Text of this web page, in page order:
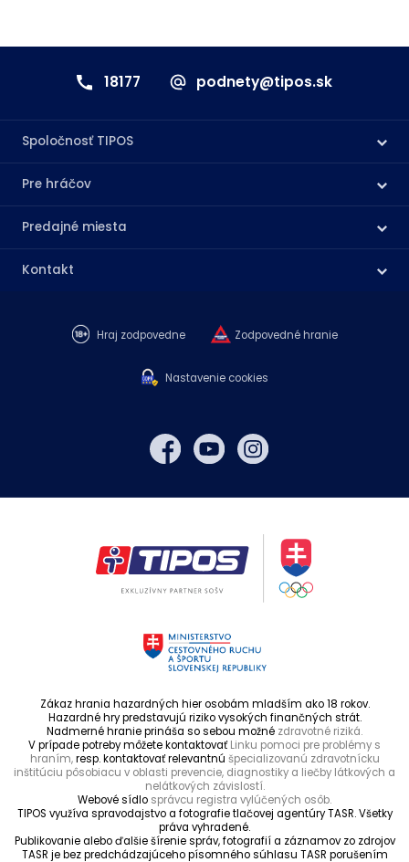
18177 podnety@tipos.sk
Spoločnosť TIPOS
Pre hráčov
Predajné miesta
Kontakt
Hraj zodpovedne Zodpovedné hranie
Nastavenie cookies
Zákaz hrania hazardných hier osobám mladším ako 18 rokov.
Hazardné hry predstavujú riziko vysokých finančných strát.
Nadmerné hranie prináša so sebou možné zdravotné riziká.
V prípade potreby môžete kontaktovaťLinku pomoci pre problémy s
hraním,resp. kontaktovať relevantnú špecializovanú zdravotnícku
inštitúciu pôsobiacu v oblasti prevencie, diagnostiky a liečby látkových a
nelátkových závislostí.
Webové sídlo správcu registra vylúčených osôb.
TIPOS využíva spravodajstvo a fotografie tlačovej agentúry TASR. Všetky
práva vyhradené.
Publikovanie alebo ďalšie šírenie správ, fotografií a záznamov zo zdrojov
TASR je bez predchádzajúceho písomného súhlasu TASR porušením